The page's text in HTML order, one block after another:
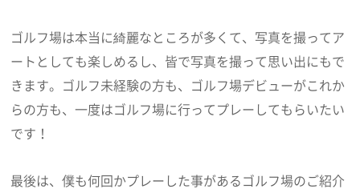
ゴルフ場は本当に綺麗なところが多くて、写真を撮ってア
ートとしても楽しめるし、皆で写真を撮って思い出にもで
きます。ゴルフ未経験の方も、ゴルフ場デビューがこれか
らの方も、一度はゴルフ場に行ってプレーしてもらいたい
です！
最後は、僕も何回かプレーした事があるゴルフ場のご紹介